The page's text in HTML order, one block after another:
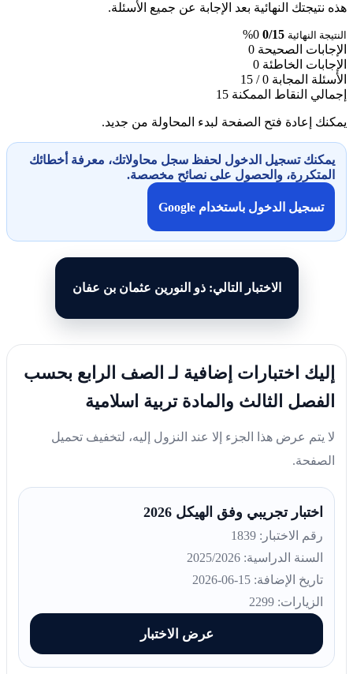
هذه نتيجتك النهائية بعد الإجابة عن جميع الأسئلة.
النتيجة النهائية 0/15
0%
الإجابات الصحيحة 0
الإجابات الخاطئة 0
الأسئلة المجابة 0 / 15
إجمالي النقاط الممكنة 15
يمكنك إعادة فتح الصفحة لبدء المحاولة من جديد.
يمكنك تسجيل الدخول لحفظ سجل محاولاتك، معرفة أخطائك
المتكررة، والحصول على نصائح مخصصة.
تسجيل الدخول باستخدام Google
الاختبار التالي: ذو النورين عثمان بن عفان
إليك اختبارات إضافية لـ الصف الرابع بحسب
الفصل الثالث والمادة تربية اسلامية
لا يتم عرض هذا الجزء إلا عند النزول إليه، لتخفيف تحميل
الصفحة.
اختبار تجريبي وفق الهيكل 2026
رقم الاختبار: 1839
السنة الدراسية: 2025/2026
تاريخ الإضافة: 15-06-2026
الزيارات: 2299
عرض الاختبار